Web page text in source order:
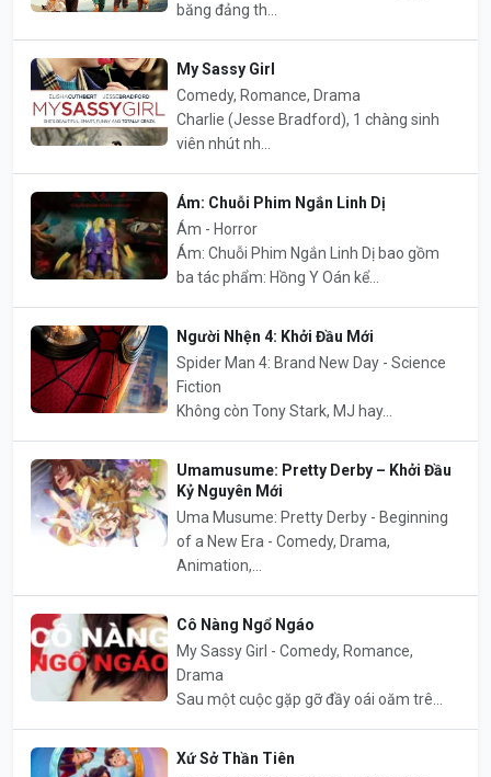
băng đảng th...
My Sassy Girl
Comedy, Romance, Drama
Charlie (Jesse Bradford), 1 chàng sinh
viên nhút nh...
Ám: Chuỗi Phim Ngắn Linh Dị
Ám - Horror
Ám: Chuỗi Phim Ngắn Linh Dị bao gồm
ba tác phẩm: Hồng Y Oán kể...
Người Nhện 4: Khởi Đầu Mới
Spider Man 4: Brand New Day - Science
Fiction
Không còn Tony Stark, MJ hay...
Umamusume: Pretty Derby – Khởi Đầu
Kỷ Nguyên Mới
Uma Musume: Pretty Derby - Beginning
of a New Era - Comedy, Drama,
Animation,...
Cô Nàng Ngổ Ngáo
My Sassy Girl - Comedy, Romance,
Drama
Sau một cuộc gặp gỡ đầy oái oăm trê...
Xứ Sở Thần Tiên